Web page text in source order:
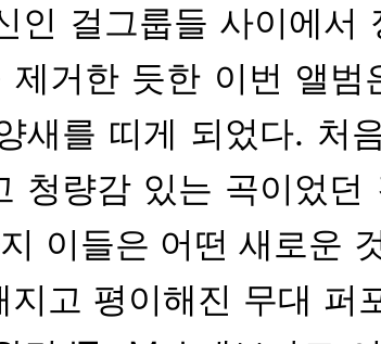
인 걸그룹들 사이에
제거한 듯한 이번 앨
새를 띠게 되었다. 처
청량감 있는 곡이었
이들은 어떤 새로운
고 평이해진 무대